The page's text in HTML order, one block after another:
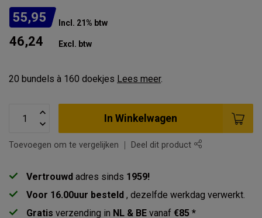
55,95 Incl. 21% btw
46,24 Excl. btw
20 bundels à 160 doekjes Lees meer.
In Winkelwagen
Toevoegen om te vergelijken Deel dit product
Vertrouwd adres sinds 1959!
Voor 16.00uur besteld , dezelfde werkdag verwerkt.
Gratis verzending in NL & BE vanaf €85 *